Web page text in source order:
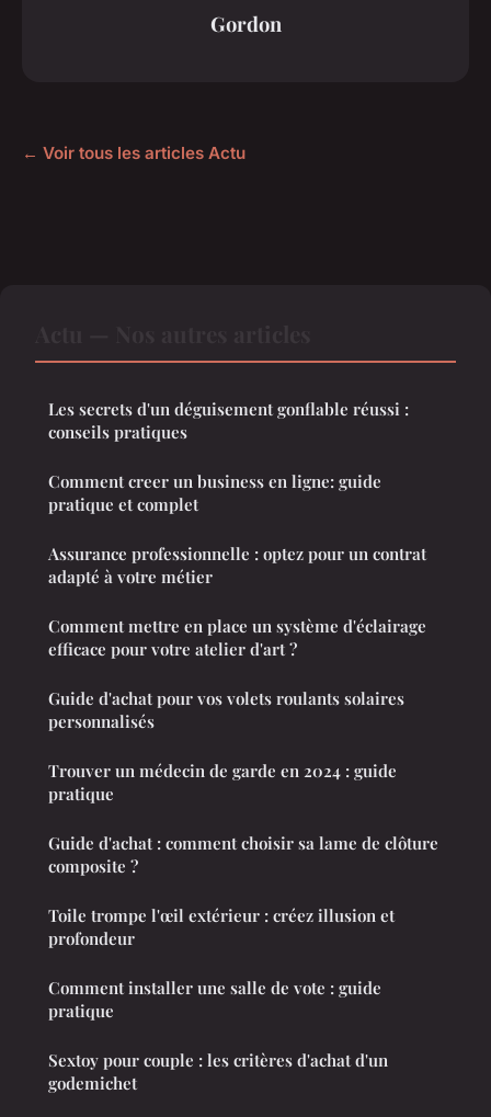
Gordon
← Voir tous les articles Actu
Les secrets d'un déguisement gonflable réussi :
conseils pratiques
Comment creer un business en ligne: guide
pratique et complet
Assurance professionnelle : optez pour un contrat
adapté à votre métier
Comment mettre en place un système d'éclairage
efficace pour votre atelier d'art ?
Guide d'achat pour vos volets roulants solaires
personnalisés
Trouver un médecin de garde en 2024 : guide
pratique
Guide d'achat : comment choisir sa lame de clôture
composite ?
Toile trompe l'œil extérieur : créez illusion et
profondeur
Comment installer une salle de vote : guide
pratique
Sextoy pour couple : les critères d'achat d'un
godemichet